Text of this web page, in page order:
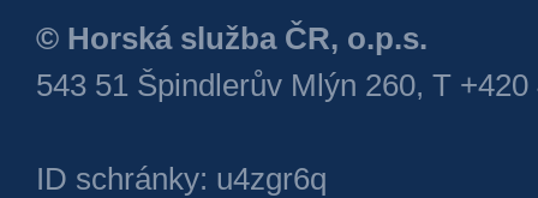
© Horská služba ČR, o.p.s.
543 51 Špindlerův Mlýn 260, T +420
ID schránky: u4zgr6q